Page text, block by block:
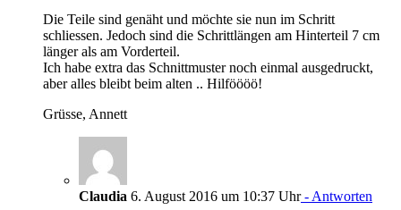
Die Teile sind genäht und möchte sie nun im Schritt
schliessen. Jedoch sind die Schrittlängen am Hinterteil 7 cm
länger als am Vorderteil.
Ich habe extra das Schnittmuster noch einmal ausgedruckt,
aber alles bleibt beim alten .. Hilföööö!
Grüsse, Annett
Claudia 6. August 2016 um 10:37 Uhr- Antworten